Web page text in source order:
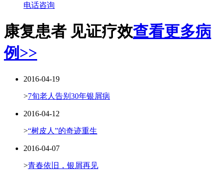
电话咨询
康复患者 见证疗效查看更多病
例>>
2016-04-19
>7旬老人告别30年银屑病
2016-04-12
>“树皮人”的奇迹重生
2016-04-07
>青春依旧，银屑再见